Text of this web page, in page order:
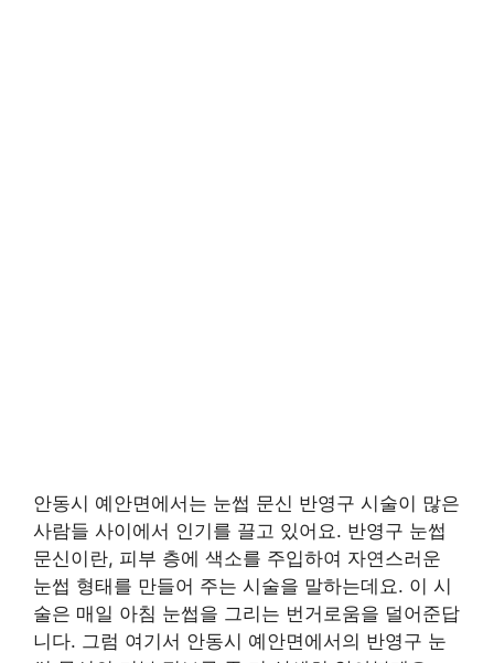
안동시 예안면에서는 눈썹 문신 반영구 시술이 많은
사람들 사이에서 인기를 끌고 있어요. 반영구 눈썹
문신이란, 피부 층에 색소를 주입하여 자연스러운
눈썹 형태를 만들어 주는 시술을 말하는데요. 이 시
술은 매일 아침 눈썹을 그리는 번거로움을 덜어준답
니다. 그럼 여기서 안동시 예안면에서의 반영구 눈